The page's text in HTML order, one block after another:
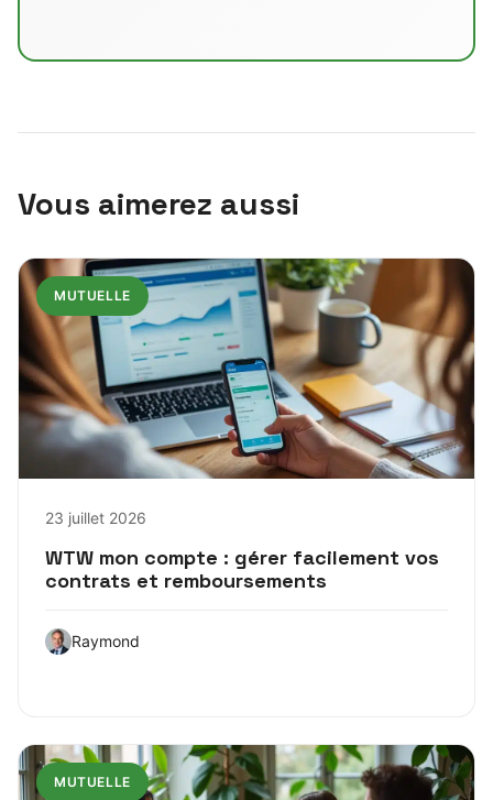
Vous aimerez aussi
MUTUELLE
23 juillet 2026
WTW mon compte : gérer facilement vos
contrats et remboursements
Raymond
MUTUELLE